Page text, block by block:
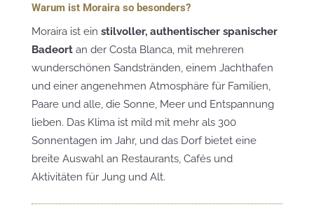
Warum ist Moraira so besonders?
Moraira ist ein stilvoller, authentischer spanischer
Badeortan der Costa Blanca, mit mehreren
wunderschönen Sandstränden, einem Jachthafen
und einer angenehmen Atmosphäre für Familien,
Paare und alle, die Sonne, Meer und Entspannung
lieben. Das Klima ist mild mit mehr als 300
Sonnentagen im Jahr, und das Dorf bietet eine
breite Auswahl an Restaurants, Cafés und
Aktivitäten für Jung und Alt.